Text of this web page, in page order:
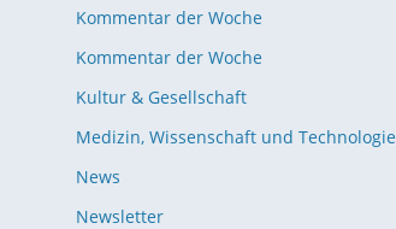
Kommentar der Woche
Kommentar der Woche
Kultur & Gesellschaft
Medizin, Wissenschaft und Technologie
News
Newsletter